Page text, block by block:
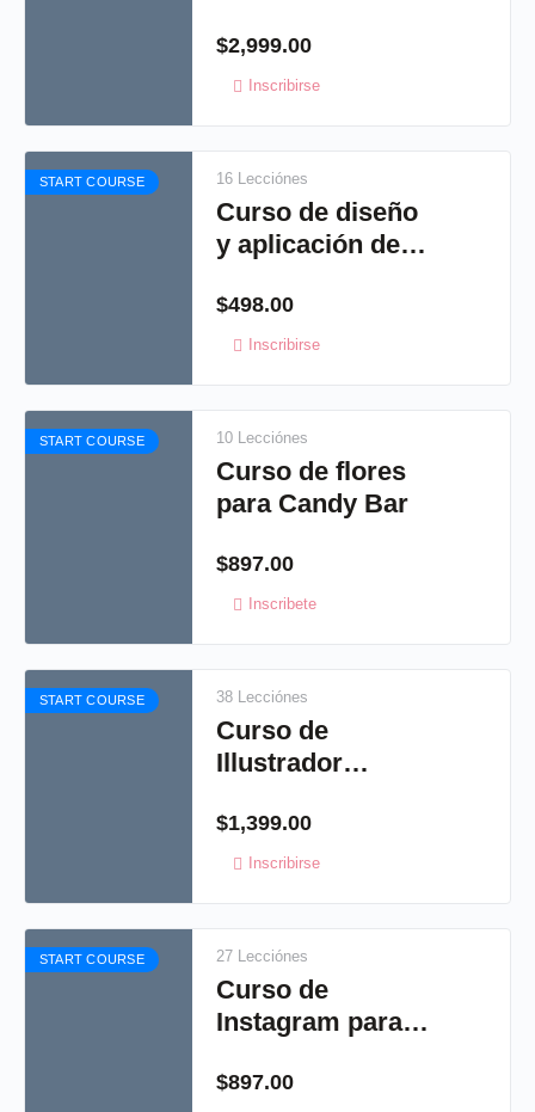
$2,999.00
Inscribirse
START COURSE 16 Lecciónes
Curso de diseño
y aplicación de
$498.00
Inscribirse
START COURSE 10 Lecciónes
Curso de flores
para Candy Bar
$897.00
Inscribete
START COURSE 38 Lecciónes
Curso de
Illustrador
conexión con
Cameo.
$1,399.00
Inscribirse
START COURSE 27 Lecciónes
Curso de
Instagram para
$897.00